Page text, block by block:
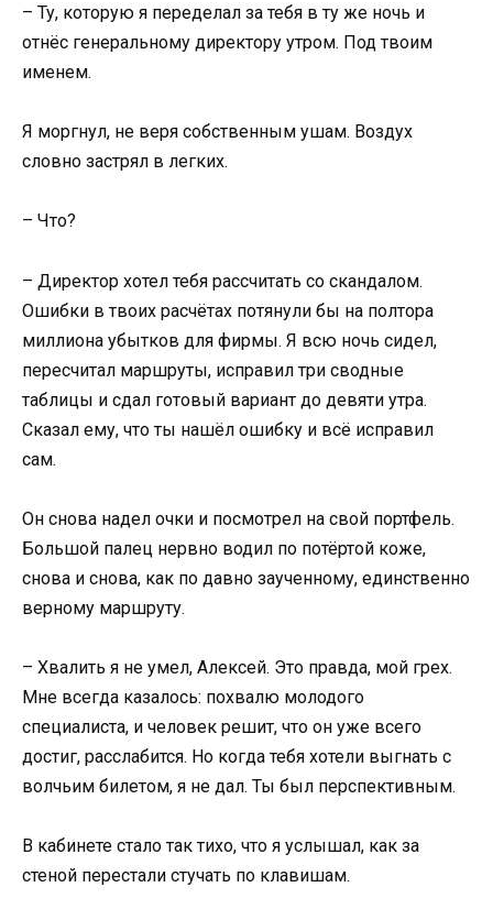
– Ту, которую я переделал за тебя в ту же ночь и
отнёс генеральному директору утром. Под твоим
именем.
Я моргнул, не веря собственным ушам. Воздух
словно застрял в легких.
– Что?
– Директор хотел тебя рассчитать со скандалом.
Ошибки в твоих расчётах потянули бы на полтора
миллиона убытков для фирмы. Я всю ночь сидел,
пересчитал маршруты, исправил три сводные
таблицы и сдал готовый вариант до девяти утра.
Сказал ему, что ты нашёл ошибку и всё исправил
сам.
Он снова надел очки и посмотрел на свой портфель.
Большой палец нервно водил по потёртой коже,
снова и снова, как по давно заученному, единственно
верному маршруту.
– Хвалить я не умел, Алексей. Это правда, мой грех.
Мне всегда казалось: похвалю молодого
специалиста, и человек решит, что он уже всего
достиг, расслабится. Но когда тебя хотели выгнать с
волчьим билетом, я не дал. Ты был перспективным.
В кабинете стало так тихо, что я услышал, как за
стеной перестали стучать по клавишам.